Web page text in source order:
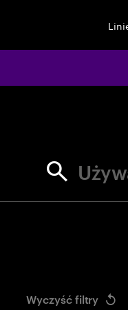
Wyczyść filtry